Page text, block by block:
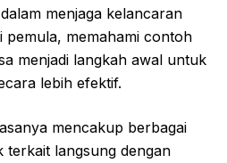
menjaga kelancaran
pemula, memahami contoh
menjadi langkah awal untuk
lebih efektif.
mencakup berbagai
terkait langsung dengan